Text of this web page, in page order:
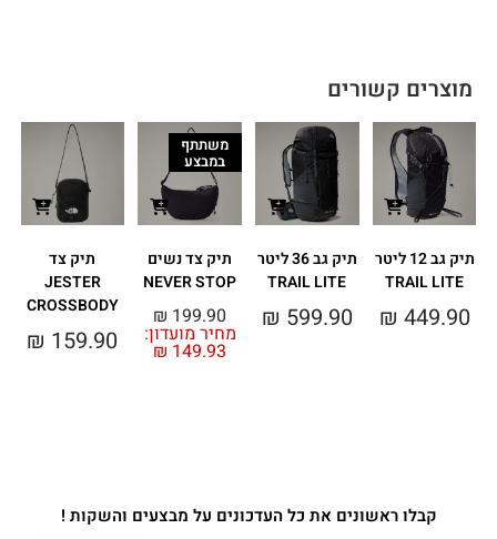
מוצרים קשורים
תיק גב 12 ליטר
TRAIL LITE
₪ 449.90
תיק גב 36 ליטר
TRAIL LITE
₪ 599.90
משתתף
במבצע
תיק צד נשים
NEVER STOP
מחיר מועדון:
₪ 149.93
₪ 199.90
תיק צד
JESTER
CROSSBODY
₪ 159.90
קבלו ראשונים את כל העדכונים על מבצעים והשקות !